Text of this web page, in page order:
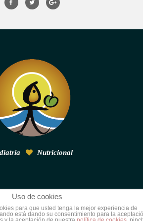
Nutricional
nutricional
. Todos los derechos
Uso de cookies
para que usted tenga la mejor experiencia de
está dando su consentimiento para la